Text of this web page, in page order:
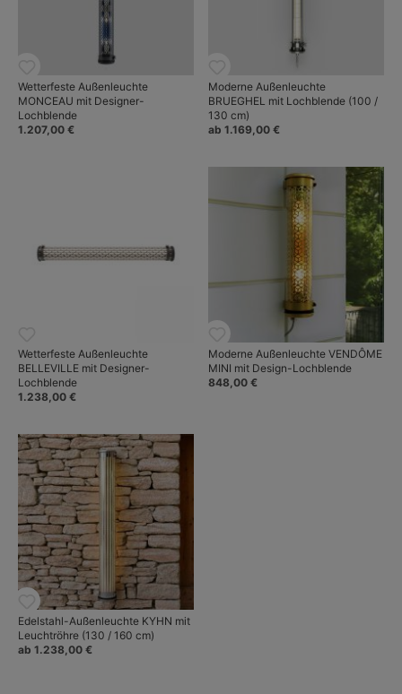
Wetterfeste Außenleuchte
MONCEAU mit Designer-
Lochblende
1.207,00 €
Moderne Außenleuchte
BRUEGHEL mit Lochblende (100 /
130 cm)
ab 1.169,00 €
Wetterfeste Außenleuchte
BELLEVILLE mit Designer-
Lochblende
1.238,00 €
Moderne Außenleuchte VENDÔME
MINI mit Design-Lochblende
848,00 €
Edelstahl-Außenleuchte KYHN mit
Leuchtröhre (130 / 160 cm)
ab 1.238,00 €